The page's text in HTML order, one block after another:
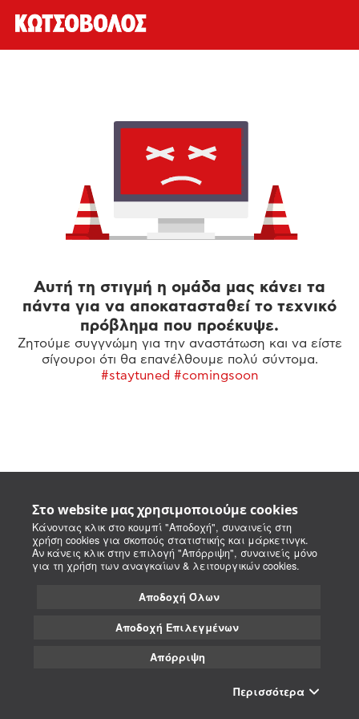
Στο website μας χρησιμοποιούμε cookies
Κάνοντας κλικ στο κουμπί "Αποδοχή", συναινείς στη
χρήση cookies για σκοπούς στατιστικής και μάρκετινγκ.
Αν κάνεις κλικ στην επιλογή "Απόρριψη", συναινείς μόνο
για τη χρήση των αναγκαίων & λειτουργικών cookies.
Αποδοχή Όλων
Αποδοχή Επιλεγμένων
Απόρριψη
Περισσότερα
Αυτή τη στιγμή η ομάδα μας κάνει τα
πάντα για να αποκατασταθεί το τεχνικό
πρόβλημα που προέκυψε.
Ζητούμε συγγνώμη για την αναστάτωση και να είστε
σίγουροι ότι θα επανέλθουμε πολύ σύντομα.
#staytuned #comingsoon